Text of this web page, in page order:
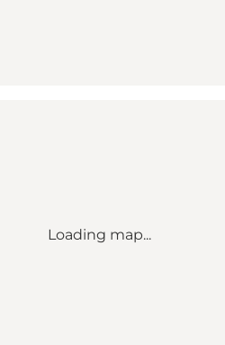
Loading map...